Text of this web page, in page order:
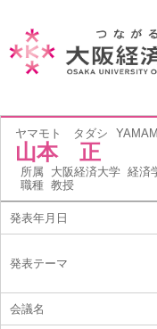
ヤマモト タダシ
山本 正
所属 大阪経済大学 経済
職種 教授
発表年月日
発表テーマ
会議名